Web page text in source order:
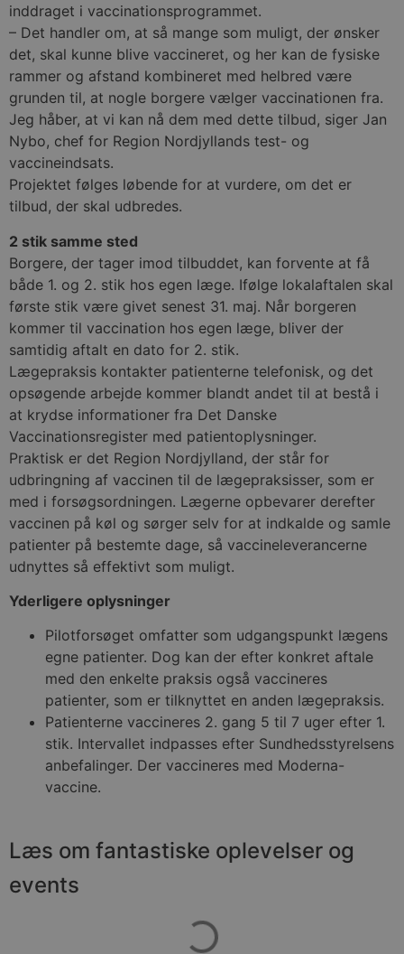
inddraget i vaccinationsprogrammet.
– Det handler om, at så mange som muligt, der ønsker
det, skal kunne blive vaccineret, og her kan de fysiske
rammer og afstand kombineret med helbred være
grunden til, at nogle borgere vælger vaccinationen fra.
Jeg håber, at vi kan nå dem med dette tilbud, siger Jan
Nybo, chef for Region Nordjyllands test- og
vaccineindsats.
Projektet følges løbende for at vurdere, om det er
tilbud, der skal udbredes.
2 stik samme sted
Borgere, der tager imod tilbuddet, kan forvente at få
både 1. og 2. stik hos egen læge. Ifølge lokalaftalen skal
første stik være givet senest 31. maj. Når borgeren
kommer til vaccination hos egen læge, bliver der
samtidig aftalt en dato for 2. stik.
Lægepraksis kontakter patienterne telefonisk, og det
opsøgende arbejde kommer blandt andet til at bestå i
at krydse informationer fra Det Danske
Vaccinationsregister med patientoplysninger.
Praktisk er det Region Nordjylland, der står for
udbringning af vaccinen til de lægepraksisser, som er
med i forsøgsordningen. Lægerne opbevarer derefter
vaccinen på køl og sørger selv for at indkalde og samle
patienter på bestemte dage, så vaccineleverancerne
udnyttes så effektivt som muligt.
Yderligere oplysninger
Pilotforsøget omfatter som udgangspunkt lægens
egne patienter. Dog kan der efter konkret aftale
med den enkelte praksis også vaccineres
patienter, som er tilknyttet en anden lægepraksis.
Patienterne vaccineres 2. gang 5 til 7 uger efter 1.
stik. Intervallet indpasses efter Sundhedsstyrelsens
anbefalinger. Der vaccineres med Moderna-
vaccine.
Læs om fantastiske oplevelser og
events